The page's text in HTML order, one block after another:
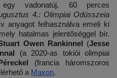
vadonatúj, 60 perces
anyagot felhasználva emeli ki
hatalmas jelentőséggel bír.
Owen Rankinnel (Jesse
(a 2020-as tokiói olimpiai
(francia háromszoros
a Maxon.